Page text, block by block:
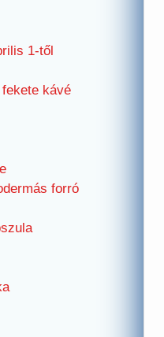
1-től
kávé
forró